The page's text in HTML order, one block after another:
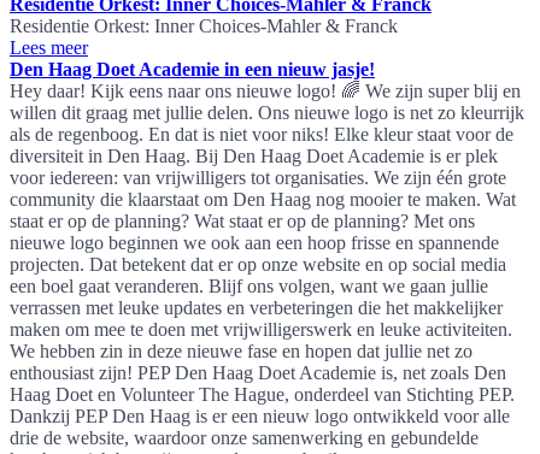
Residentie Orkest: Inner Choices-Mahler & Franck
Lees meer
Den Haag Doet Academie in een nieuw jasje!
Hey daar! Kijk eens naar ons nieuwe logo! 🌈 We zijn super blij en
willen dit graag met jullie delen. Ons nieuwe logo is net zo kleurrijk
als de regenboog. En dat is niet voor niks! Elke kleur staat voor de
diversiteit in Den Haag. Bij Den Haag Doet Academie is er plek
voor iedereen: van vrijwilligers tot organisaties. We zijn één grote
community die klaarstaat om Den Haag nog mooier te maken. Wat
staat er op de planning? Wat staat er op de planning? Met ons
nieuwe logo beginnen we ook aan een hoop frisse en spannende
projecten. Dat betekent dat er op onze website en op social media
een boel gaat veranderen. Blijf ons volgen, want we gaan jullie
verrassen met leuke updates en verbeteringen die het makkelijker
maken om mee te doen met vrijwilligerswerk en leuke activiteiten.
We hebben zin in deze nieuwe fase en hopen dat jullie net zo
enthousiast zijn! PEP Den Haag Doet Academie is, net zoals Den
Haag Doet en Volunteer The Hague, onderdeel van Stichting PEP.
Dankzij PEP Den Haag is er een nieuw logo ontwikkeld voor alle
drie de website, waardoor onze samenwerking en gebundelde